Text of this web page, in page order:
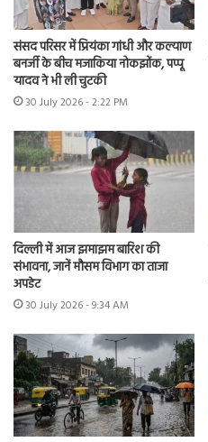
संसद परिसर में प्रियंका गांधी और कल्याण
बनर्जी के बीच मजाकिया नोकझोंक, पप्पू
यादव ने भी ली चुटकी
30 July 2026 - 2:22 PM
दिल्ली में आज झमाझम बारिश की
संभावना, जानें मौसम विभाग का ताजा
अपडेट
30 July 2026 - 9:34 AM